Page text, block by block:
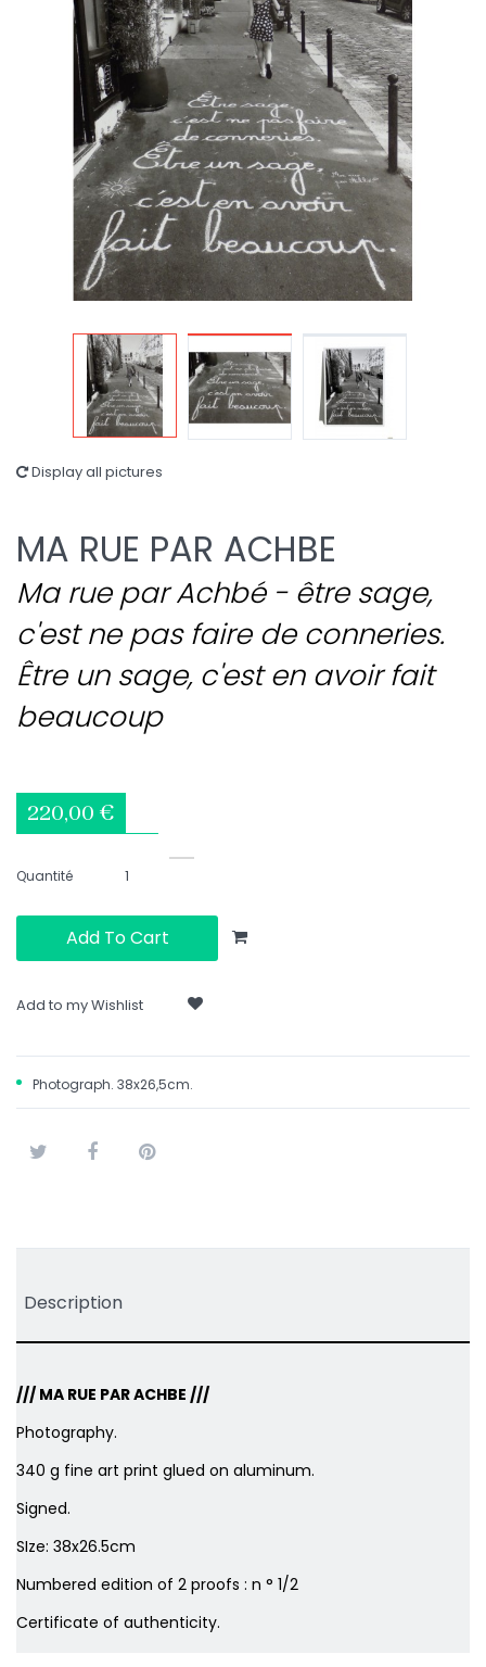
Display all pictures
MA RUE PAR ACHBE
Ma rue par Achbé - être sage,
c'est ne pas faire de conneries.
Être un sage, c'est en avoir fait
beaucoup
220,00 €
Quantité
Add To Cart
Add to my Wishlist
Photograph. 38x26,5cm.
Description
/// MA RUE PAR ACHBE ///
Photography.
340 g fine art print glued on aluminum.
Signed.
SIze: 38x26.5cm
Numbered edition of 2 proofs : n ° 1/2
Certificate of authenticity.